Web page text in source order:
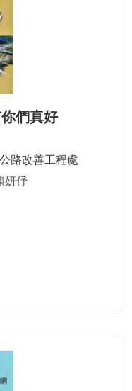
們真好
路改善工程處
妍伃